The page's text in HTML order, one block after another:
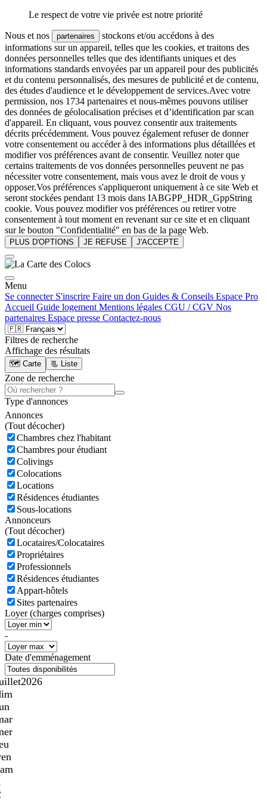
Le respect de votre vie privée est notre priorité
Nous et nos partenaires
stockons et/ou accédons à des
informations sur un appareil, telles que les cookies, et traitons des
données personnelles telles que des identifiants uniques et des
informations standards envoyées par un appareil pour des publicités
et du contenu personnalisés, des mesures de publicité et de contenu,
des études d'audience et le développement de services.Avec votre
permission, nos 1734 partenaires et nous-mêmes pouvons utiliser
des données de géolocalisation précises et d’identification par scan
d'appareil. En cliquant, vous pouvez consentir aux traitements
décrits précédemment. Vous pouvez également refuser de donner
votre consentement ou accéder à des informations plus détaillées et
modifier vos préférences avant de consentir. Veuillez noter que
certains traitements de vos données personnelles peuvent ne pas
nécessiter votre consentement, mais vous avez le droit de vous y
opposer.Vos préférences s'appliqueront uniquement à ce site Web et
seront stockées pendant 13 mois dans IABGPP_HDR_GppString
cookie. Vous pouvez modifier vos préférences ou retirer votre
consentement à tout moment en revenant sur ce site et en cliquant
sur le bouton "Confidentialité" en bas de la page Web.
PLUS D'OPTIONS JE REFUSE J'ACCEPTE
Menu
Se connecter S'inscrire Faire un don Guides & Conseils Espace Pro
Accueil Guide logement Mentions légales CGU / CGV Nos
partenaires Espace presse Contactez-nous
Filtres de recherche
Affichage des résultats
🗺️ Carte 📃 Liste
Zone de recherche
Type d'annonces
Annonces
(Tout décocher)
Chambres chez l'habitant
Chambres pour étudiant
Colivings
Colocations
Locations
Résidences étudiantes
Sous-locations
Annonceurs
(Tout décocher)
Locataires/Colocataires
Propriétaires
Professionnels
Résidences étudiantes
Appart-hôtels
Sites partenaires
Loyer (charges comprises)
-
Date d'emménagement
2026